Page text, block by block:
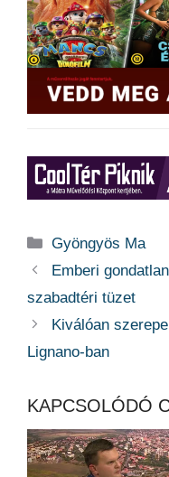
Kategória
Gyöngyös Ma
Emberi
szabadtéri tüzet
Kiválóan
Lignano-ban
KAPCSOLÓDÓ